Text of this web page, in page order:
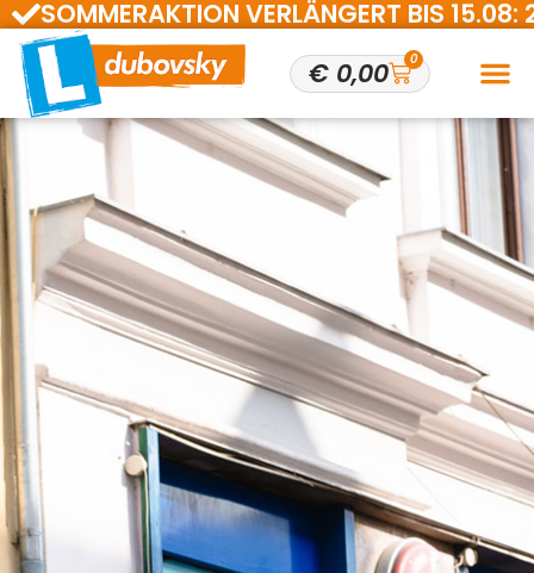
SOMMERAKTION VERLÄNGERT BIS
€0,00 0